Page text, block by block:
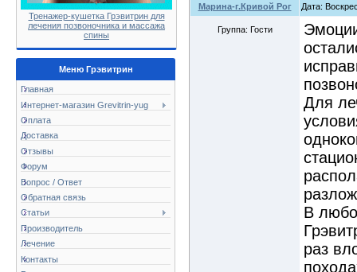
Тренажер-кушетка Грэвитрин для
лечения позвоночника и массажа
спины
Меню Грэвитрин
Главная
Интернет-магазин Grevitrin-yug
Оплата
Доставка
Отзывы
Форум
Вопрос / Ответ
Обратная связь
Статьи
Производитель
Лечение
Контакты
Марина-г.Кривой Рог Дата:
Группа: Гости
Для
В
раз